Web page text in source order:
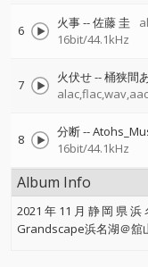
6 火事--佐藤 圭
16bit/44.1kHz
7 火伏せ--桶狭間
8 分断--
16bit/44.1kHz
Album Info
2021年11月静岡県
Grandscape浜名湖＠舘